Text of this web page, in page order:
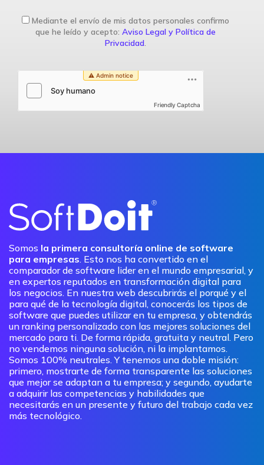
Mediante el envío de mis datos personales confirmo
que he leído y acepto: Aviso Legal y Política de
Privacidad.
Friendly Captcha
Somos la primera consultoría online de software
para empresas. Esto nos ha convertido en el
comparador de software lider en el mundo empresarial, y
en expertos reputados en transformación digital para
los negocios. En nuestra web descubrirás el porqué y el
para qué de la tecnología digital, conocerás los tipos de
software que puedes utilizar en tu empresa, y obtendrás
un ranking personalizado con las mejores soluciones del
mercado para ti. De forma rápida, gratuita y neutral. Pero
no vendemos ninguna solución, ni la implantamos.
Somos 100% neutrales. Y tenemos una doble misión:
primero, mostrarte de forma transparente las soluciones
que mejor se adaptan a tu empresa; y segundo, ayudarte
a adquirir las competencias y habilidades que
necesitarás en un presente y futuro del trabajo cada vez
más tecnológico.